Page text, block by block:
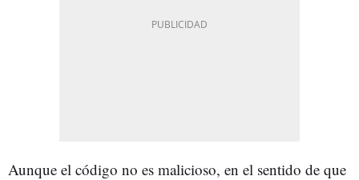
Aunque el código no es malicioso, en el sentido de que